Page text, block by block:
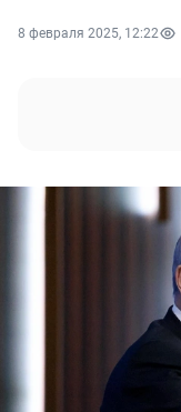
8 февраля 2025, 12:22